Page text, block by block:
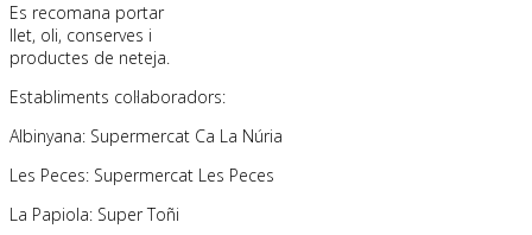
Es recomana portar
llet, oli, conserves i
productes de neteja.
Establiments col·laboradors:
Albinyana: Supermercat Ca La Núria
Les Peces: Supermercat Les Peces
La Papiola: Super Toñi